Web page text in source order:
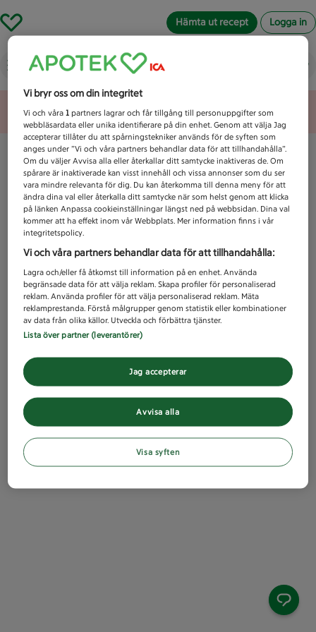
Hämta ut recept Logga in
Vad letar du efter idag?
Unknown error
Vi bryr oss om din integritet
Vi och våra1 partners lagrar och får tillgång till personuppgifter som
webbläsardata eller unika identifierare på din enhet. Genom att välja Jag
accepterar tillåter du att spårningstekniker används för de syften som
anges under ”Vi och våra partners behandlar data för att tillhandahålla”.
Om du väljer Avvisa alla eller återkallar ditt samtycke inaktiveras de. Om
spårare är inaktiverade kan visst innehåll och vissa annonser som du ser
vara mindre relevanta för dig. Du kan återkomma till denna meny för att
ändra dina val eller återkalla ditt samtycke när som helst genom att klicka
på länken Anpassa cookieinställningar längst ned på webbsidan. Dina val
kommer att ha effekt inom vår Webbplats. Mer information finns i vår
integritetspolicy.
Vi och våra partners behandlar data för att tillhandahålla:
Lagra och/eller få åtkomst till information på en enhet. Använda
begränsade data för att välja reklam. Skapa profiler för personaliserad
reklam. Använda profiler för att välja personaliserad reklam. Mäta
reklamprestanda. Förstå målgrupper genom statistik eller kombinationer
av data från olika källor. Utveckla och förbättra tjänster.
Lista över partner (leverantörer)
Avvisa alla
Jag accepterar
Visa syften